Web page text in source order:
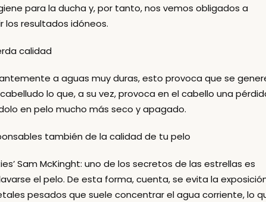
para la ducha y, por tanto, nos vemos obligados a
los resultados idóneos.
calidad
a aguas muy duras, esto provoca que se
lo que, a su vez, provoca en el cabello una
en pelo mucho más seco y apagado.
también de la calidad de tu pelo
Sam McKinght: uno de los secretos de las estrellas es
el pelo. De esta forma, cuenta, se evita la
pesados que suele concentrar el agua corriente, lo